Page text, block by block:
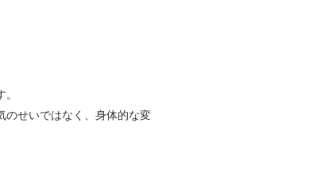
のせいではなく、身体的な変